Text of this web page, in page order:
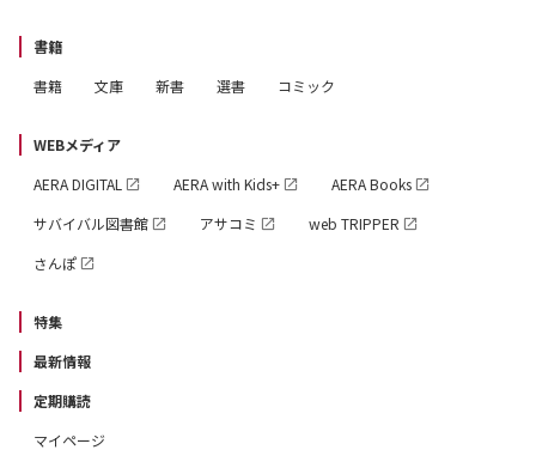
書籍
書籍
文庫 新書 選書 コミック
WEBメディア
AERA DIGITAL
AERA with Kids+
AERA Books
サバイバル図書館
アサコミ
web TRIPPER
さんぽ
特集
最新情報
定期購読
マイページ